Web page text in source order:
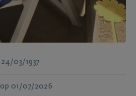
24/03/1937
op 01/07/2026